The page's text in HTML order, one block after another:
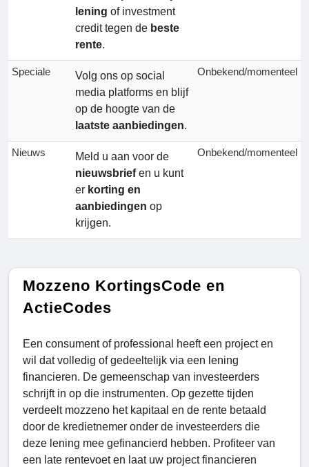
lening of investment
credit tegen de beste
rente.
Speciale
Volg ons op social
media platforms en blijf
op de hoogte van de
laatste aanbiedingen.
Onbekend/momenteel
Nieuws
Meld u aan voor de
nieuwsbriefen u kunt
er korting en
aanbiedingen op
krijgen.
Onbekend/momenteel
Mozzeno KortingsCode en
ActieCodes
Een consument of professional heeft een project en
wil dat volledig of gedeeltelijk via een lening
financieren. De gemeenschap van investeerders
schrijft in op die instrumenten. Op gezette tijden
verdeelt mozzeno het kapitaal en de rente betaald
door de kredietnemer onder de investeerders die
deze lening mee gefinancierd hebben. Profiteer van
een late rentevoet en laat uw project financieren